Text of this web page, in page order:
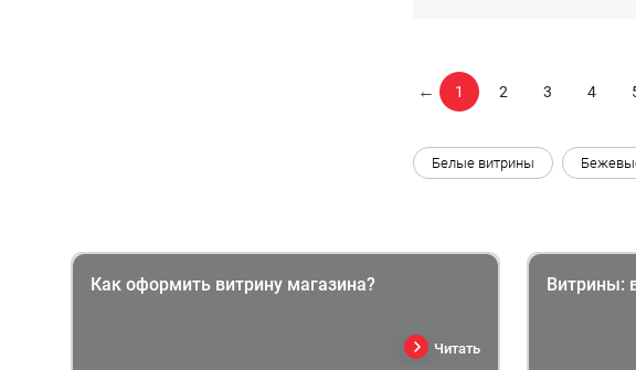
← 1 2 3 4
Белые витрины
Как оформить витрину магазина?
Читать
Витрины: